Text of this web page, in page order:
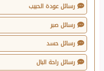
رسائل عودة الحبيب
رسائل صبر
رسائل حسد
رسائل راحة البال